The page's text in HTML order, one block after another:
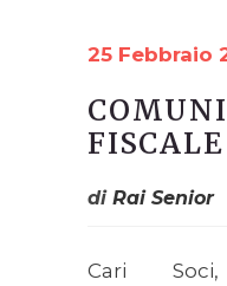
25 Febbraio
FISCALE
diRai Senior
Cari